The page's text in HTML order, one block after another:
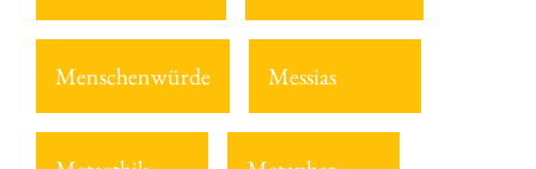
Menschenwürde Messias